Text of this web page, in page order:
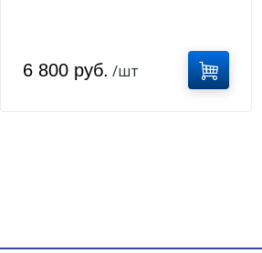
6 800 руб. /шт